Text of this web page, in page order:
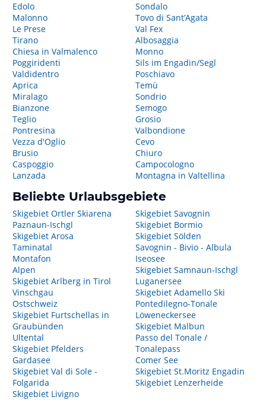
Edolo
Malonno
Le Prese
Tirano
Chiesa in Valmalenco
Poggiridenti
Valdidentro
Aprica
Miralago
Bianzone
Teglio
Pontresina
Vezza d'Oglio
Brusio
Caspoggio
Lanzada
Sondalo
Tovo di Sant’Agata
Val Fex
Albosaggia
Monno
Sils im Engadin/Segl
Poschiavo
Temù
Sondrio
Semogo
Grosio
Valbondione
Cevo
Chiuro
Campocologno
Montagna in Valtellina
Beliebte Urlaubsgebiete
Skigebiet Ortler Skiarena
Paznaun-Ischgl
Skigebiet Arosa
Taminatal
Montafon
Alpen
Skigebiet Arlberg in Tirol
Vinschgau
Ostschweiz
Skigebiet Furtschellas in
Graubünden
Ultental
Skigebiet Pfelders
Gardasee
Skigebiet Val di Sole -
Folgarida
Skigebiet Livigno
Skigebiet Savognin
Skigebiet Bormio
Skigebiet Sölden
Savognin - Bivio - Albula
Iseosee
Skigebiet Samnaun-Ischgl
Luganersee
Skigebiet Adamello Ski
Pontedilegno-Tonale
Löweneckersee
Skigebiet Malbun
Passo del Tonale /
Tonalepass
Comer See
Skigebiet St.Moritz Engadin
Skigebiet Lenzerheide